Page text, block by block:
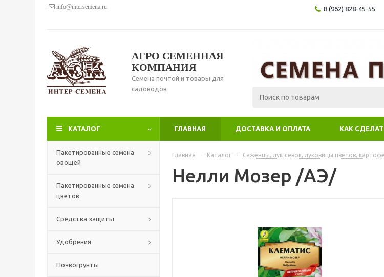
info@intersemena.ru 8 (962) 828-45-55
АГРО СЕМЕННАЯ
КОМПАНИЯ
Семена почтой и товары для
садоводов
КАТАЛОГ ГЛАВНАЯ ДОСТАВКА И ОПЛАТА КАК
Пакетированные семена
овощей
Пакетированные семена
цветов
Средства защиты
Удобрения
Почвогрунты
Главная - Каталог - Саженцы, лук-севок, луковицы цветов,
Нелли Мозер /АЭ/